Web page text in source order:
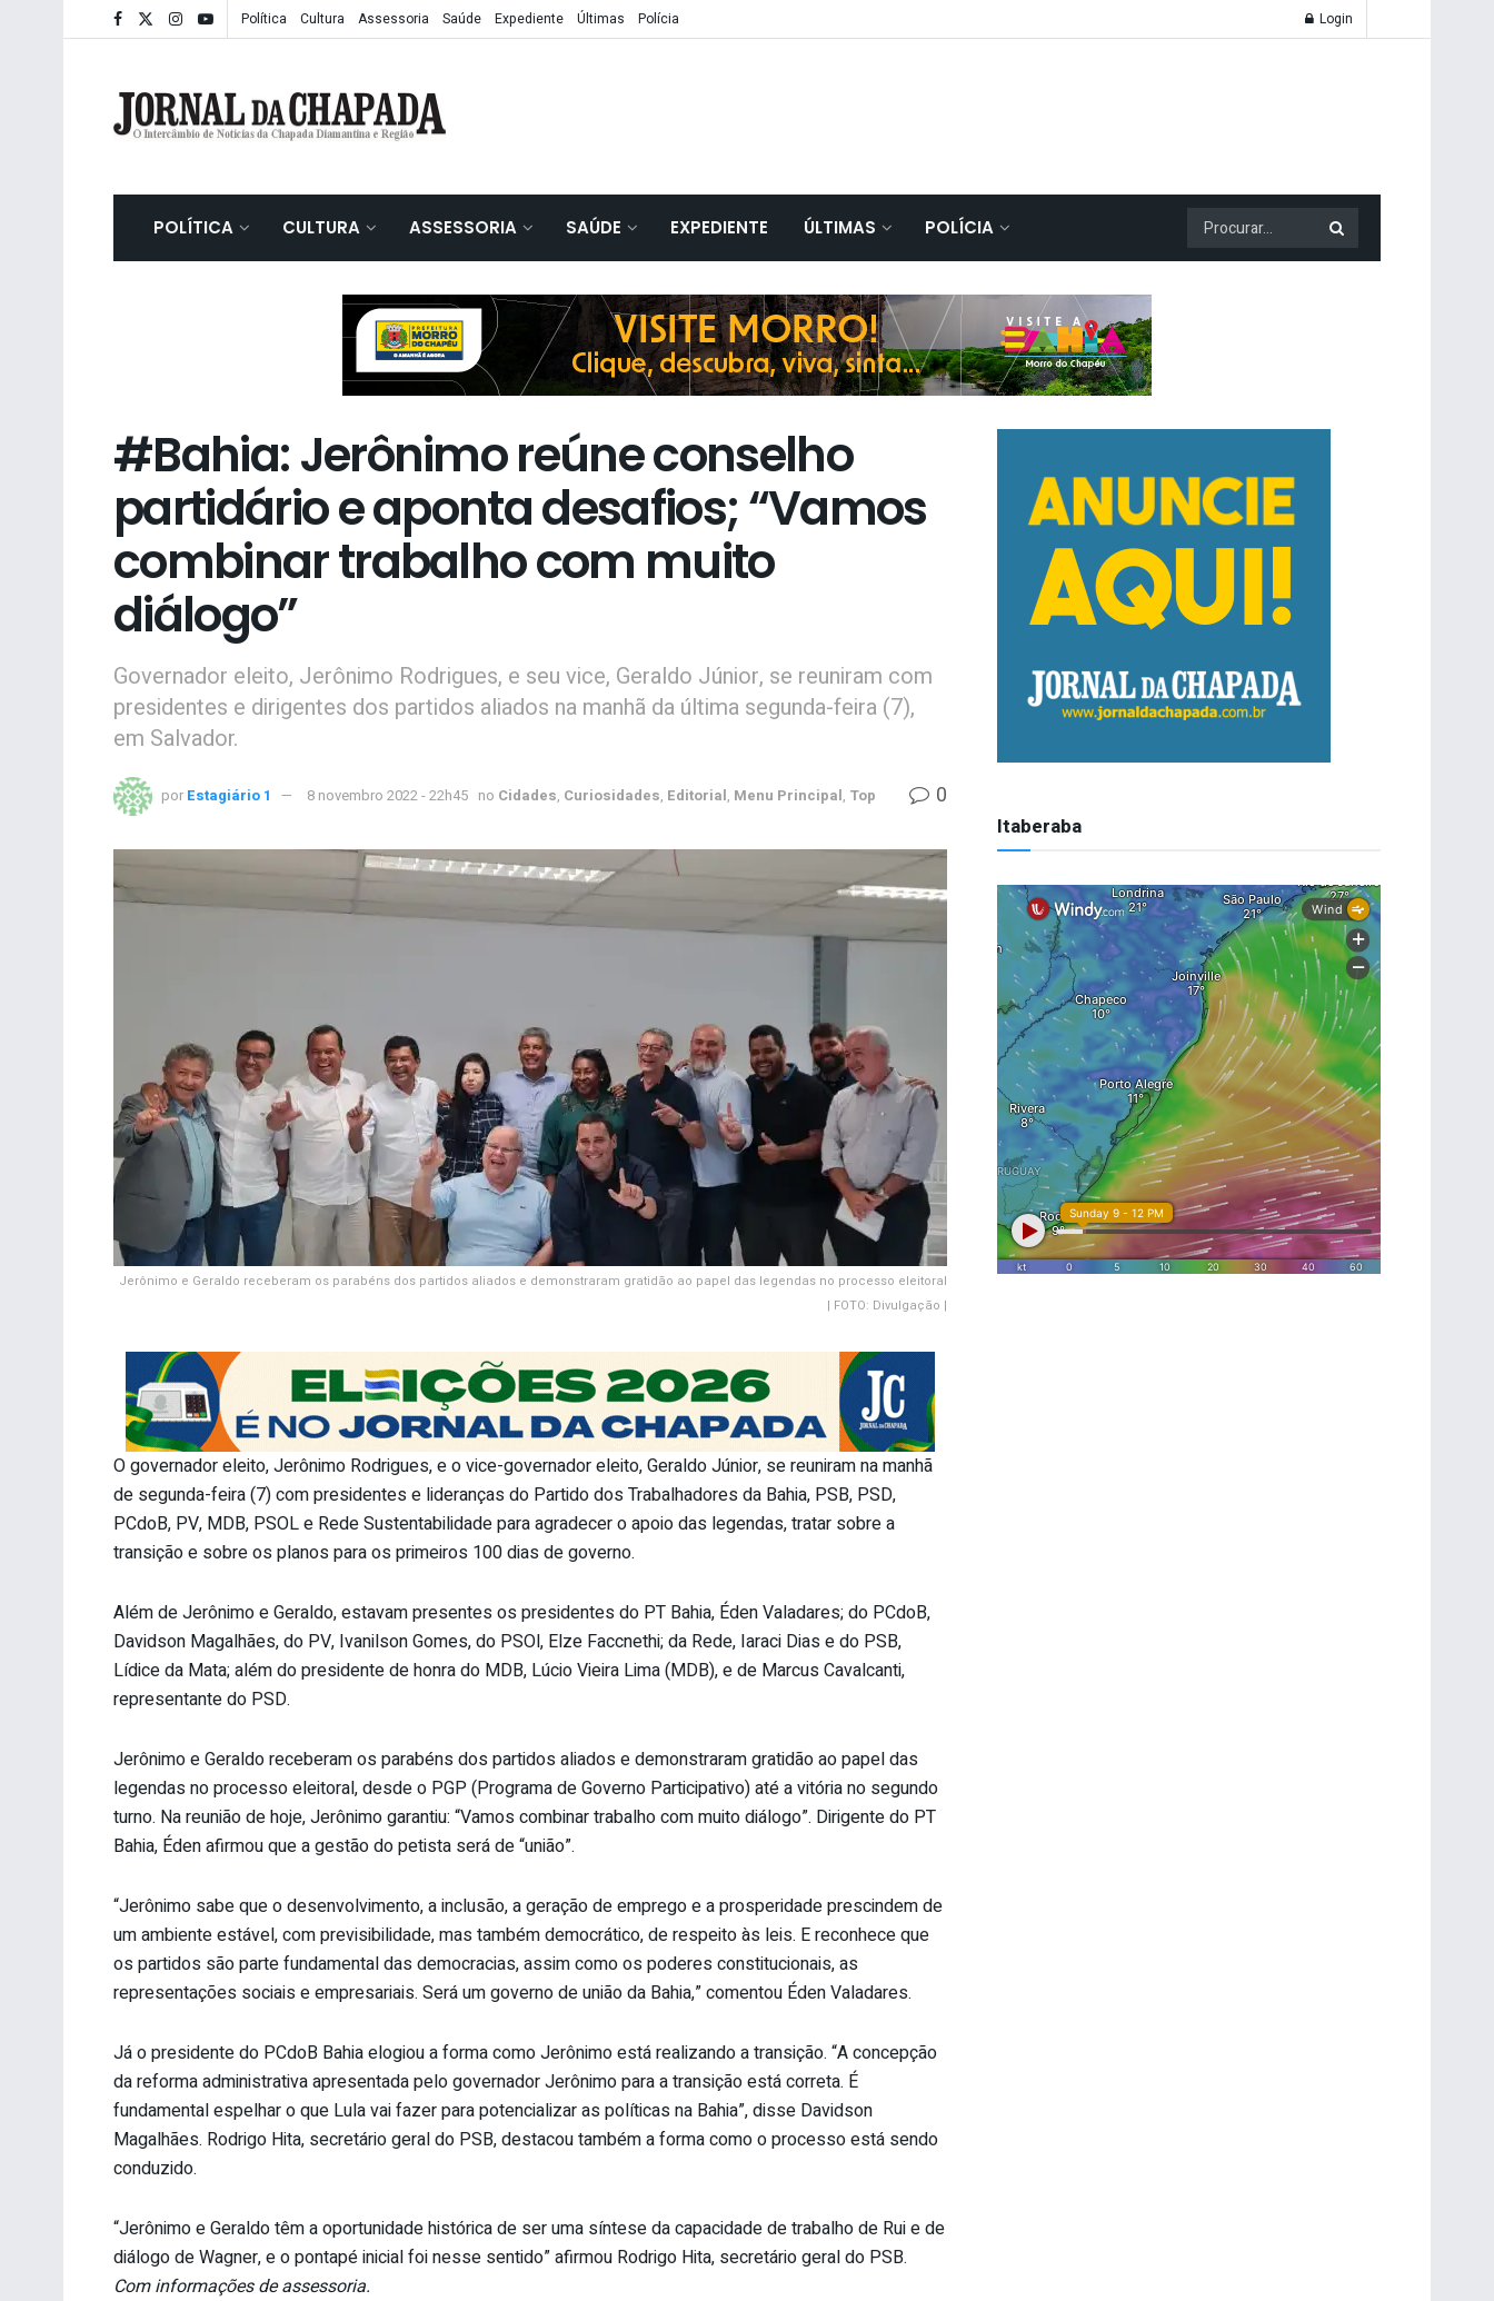
Política Cultura Assessoria Saúde Expediente Últimas Polícia Login
POLÍTICA CULTURA ASSESSORIA SAÚDE EXPEDIENTE ÚLTIMAS POLÍCIA
#Bahia: Jerônimo reúne conselho
partidário e aponta desafios; “Vamos
combinar trabalho com muito
diálogo”
Governador eleito, Jerônimo Rodrigues, e seu vice, Geraldo Júnior, se reuniram com
presidentes e dirigentes dos partidos aliados na manhã da última segunda-feira (7),
em Salvador.
por Estagiário 1 8 novembro 2022 - 22h45 no Cidades, Curiosidades, Editorial, Menu Principal, Top 0
Jerônimo e Geraldo receberam os parabéns dos partidos aliados e demonstraram gratidão ao papel das legendas no processo eleitoral
| FOTO: Divulgação |
O governador eleito, Jerônimo Rodrigues, e o vice-governador eleito, Geraldo Júnior, se reuniram na manhã
de segunda-feira (7) com presidentes e lideranças do Partido dos Trabalhadores da Bahia, PSB, PSD,
PCdoB, PV, MDB, PSOL e Rede Sustentabilidade para agradecer o apoio das legendas, tratar sobre a
transição e sobre os planos para os primeiros 100 dias de governo.
Além de Jerônimo e Geraldo, estavam presentes os presidentes do PT Bahia, Éden Valadares; do PCdoB,
Davidson Magalhães, do PV, Ivanilson Gomes, do PSOl, Elze Faccnethi; da Rede, Iaraci Dias e do PSB,
Lídice da Mata; além do presidente de honra do MDB, Lúcio Vieira Lima (MDB), e de Marcus Cavalcanti,
representante do PSD.
Jerônimo e Geraldo receberam os parabéns dos partidos aliados e demonstraram gratidão ao papel das
legendas no processo eleitoral, desde o PGP (Programa de Governo Participativo) até a vitória no segundo
turno. Na reunião de hoje, Jerônimo garantiu: “Vamos combinar trabalho com muito diálogo”. Dirigente do PT
Bahia, Éden afirmou que a gestão do petista será de “união”.
“Jerônimo sabe que o desenvolvimento, a inclusão, a geração de emprego e a prosperidade prescindem de
um ambiente estável, com previsibilidade, mas também democrático, de respeito às leis. E reconhece que
os partidos são parte fundamental das democracias, assim como os poderes constitucionais, as
representações sociais e empresariais. Será um governo de união da Bahia,” comentou Éden Valadares.
Já o presidente do PCdoB Bahia elogiou a forma como Jerônimo está realizando a transição. “A concepção
da reforma administrativa apresentada pelo governador Jerônimo para a transição está correta. É
fundamental espelhar o que Lula vai fazer para potencializar as políticas na Bahia”, disse Davidson
Magalhães. Rodrigo Hita, secretário geral do PSB, destacou também a forma como o processo está sendo
conduzido.
“Jerônimo e Geraldo têm a oportunidade histórica de ser uma síntese da capacidade de trabalho de Rui e de
diálogo de Wagner, e o pontapé inicial foi nesse sentido” afirmou Rodrigo Hita, secretário geral do PSB.
Com informações de assessoria.
Itaberaba